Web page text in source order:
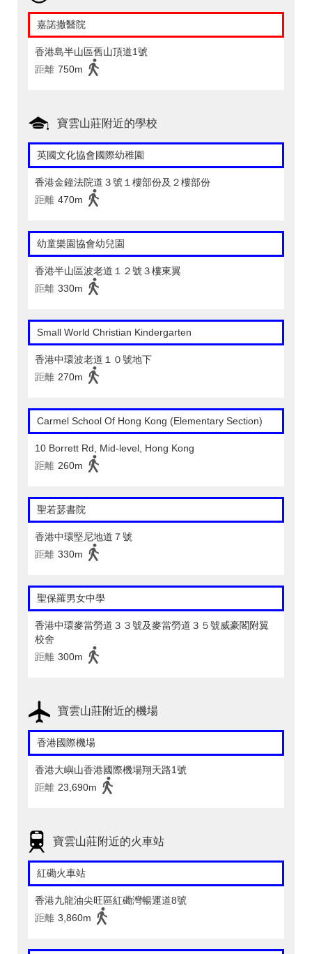
嘉諾撒醫院
香港島半山區舊山頂道1號
距離 750m
寶雲山莊附近的學校
英國文化協會國際幼稚園
香港金鐘法院道３號１樓部份及２樓部份
距離 470m
幼童樂園協會幼兒園
香港半山區波老道１２號３樓東翼
距離 330m
Small World Christian Kindergarten
香港中環波老道１０號地下
距離 270m
Carmel School Of Hong Kong (Elementary Section)
10 Borrett Rd, Mid-level, Hong Kong
距離 260m
聖若瑟書院
香港中環堅尼地道７號
距離 330m
聖保羅男女中學
香港中環麥當勞道３３號及麥當勞道３５號威豪閣附翼
校舍
距離 300m
寶雲山莊附近的機場
香港國際機場
香港大嶼山香港國際機場翔天路1號
距離 23,690m
寶雲山莊附近的火車站
紅磡火車站
香港九龍油尖旺區紅磡灣暢運道8號
距離 3,860m